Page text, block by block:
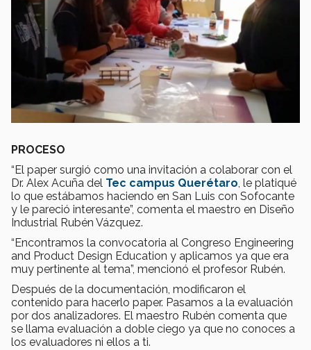
PROCESO
“El paper surgió como una invitación a colaborar con el
Dr. Alex Acuña del Tec campus Querétaro, le platiqué
lo que estábamos haciendo en San Luis con Sofocante
y le pareció interesante”, comenta el maestro en Diseño
Industrial Rubén Vázquez.
“Encontramos la convocatoria al Congreso Engineering
and Product Design Education y aplicamos ya que era
muy pertinente al tema”, mencionó el profesor Rubén.
Después de la documentación, modificaron el
contenido para hacerlo paper. Pasamos a la evaluación
por dos analizadores. El maestro Rubén comenta que
se llama evaluación a doble ciego ya que no conoces a
los evaluadores ni ellos a ti.